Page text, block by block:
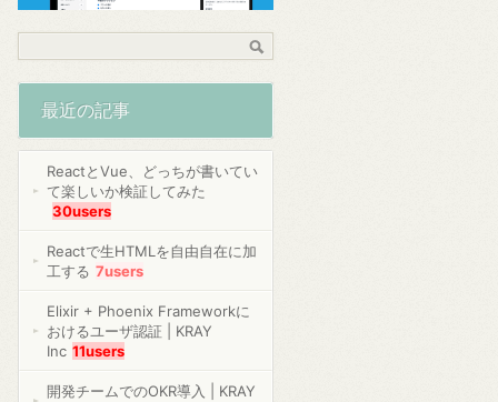
最近の記事
ReactとVue、どっちが書いてい
て楽しいか検証してみた
30users
Reactで生HTMLを自由自在に加
工する 7users
Elixir + Phoenix Frameworkに
おけるユーザ認証 | KRAY
Inc 11users
開発チームでのOKR導入 | KRAY